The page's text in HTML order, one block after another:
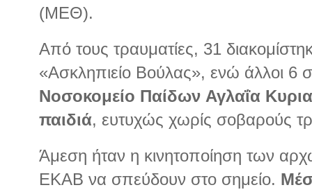
(ΜΕΘ).
Από τους τραυματίες, 31
«Ασκληπιείο Βούλας», ενώ άλλοι 6
Νοσοκομείο Παίδων Αγλαΐα
παιδιά, ευτυχώς χωρίς σοβαρούς
Άμεση ήταν η κινητοποίηση των
ΕΚΑΒ να σπεύδουν στο σημείο.